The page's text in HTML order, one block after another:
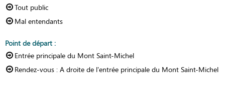
Tout public
Mal entendants
Point de départ :
Entrée principale du Mont Saint-Michel
Rendez-vous : A droite de l'entrée principale du Mont Saint-Michel